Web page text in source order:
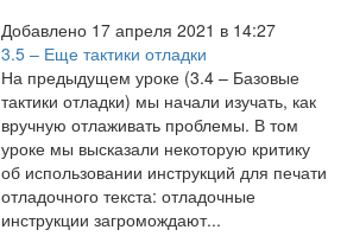
Добавлено 17 апреля 2021 в 14:27
3.5 – Еще тактики отладки
На предыдущем уроке (3.4 – Базовые
тактики отладки) мы начали изучать, как
вручную отлаживать проблемы. В том
уроке мы высказали некоторую критику
об использовании инструкций для печати
отладочного текста: отладочные
инструкции загромождают...